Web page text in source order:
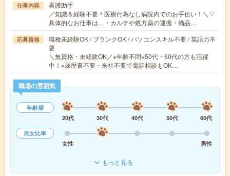
仕事内容
看護助手
／知識＆経験不要＊医療行為なし病院内でのお手伝い！＼▽
具体的なお仕事は…・カルテや処方薬の運搬・備品…
応募資格
職種未経験OK / ブランクOK / パソコンスキル不要 / 英語力不
要
＼無資格・未経験OK／※年齢不問※50代・60代の方も活躍
中！※履歴書不要・来社不要で電話相談もOK…
職場の雰囲気
年齢層
20代
30代 40代 50代
60代
男女比率
女性
男性
もっと見る